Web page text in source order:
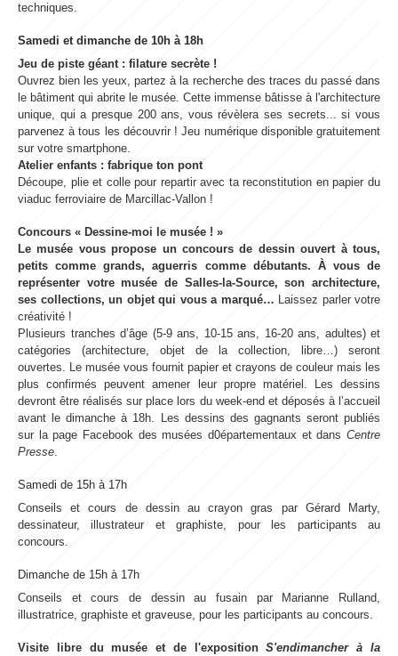
techniques.
Samedi et dimanche de 10h à 18h
Jeu de piste géant : filature secrète !
Ouvrez bien les yeux, partez à la recherche des traces du passé dans
le bâtiment qui abrite le musée. Cette immense bâtisse à l'architecture
unique, qui a presque 200 ans, vous révèlera ses secrets... si vous
parvenez à tous les découvrir ! Jeu numérique disponible gratuitement
sur votre smartphone.
Atelier enfants : fabrique ton pont
Découpe, plie et colle pour repartir avec ta reconstitution en papier du
viaduc ferroviaire de Marcillac-Vallon !
Concours « Dessine-moi le musée ! »
Le musée vous propose un concours de dessin ouvert à tous,
petits comme grands, aguerris comme débutants. À vous de
représenter votre musée de Salles-la-Source, son architecture,
ses collections, un objet qui vous a marqué… Laissez parler votre
créativité !
Plusieurs tranches d’âge (5-9 ans, 10-15 ans, 16-20 ans, adultes) et
catégories (architecture, objet de la collection, libre…) seront
ouvertes. Le musée vous fournit papier et crayons de couleur mais les
plus confirmés peuvent amener leur propre matériel. Les dessins
devront être réalisés sur place lors du week-end et déposés à l’accueil
avant le dimanche à 18h. Les dessins des gagnants seront publiés
sur la page Facebook des musées d0épartementaux et dans Centre
Presse
Samedi de 15h à 17h
Conseils et cours de dessin au crayon gras par Gérard Marty,
dessinateur, illustrateur et graphiste, pour les participants au
concours.
Dimanche de 15h à 17h
Conseils et cours de dessin au fusain par Marianne Rulland,
illustratrice, graphiste et graveuse, pour les participants au concours.
Visite libre du musée et de l'expositionS'endimancher à la